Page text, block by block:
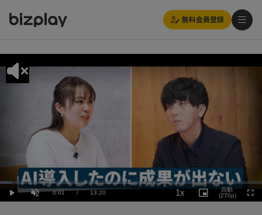
無料会員登録
Play UnmuteCurrent
0:01 / Duration
13:20
Loaded:
4.50%
1x
Playback
Rate
Picture-
in-
自動
(270p)